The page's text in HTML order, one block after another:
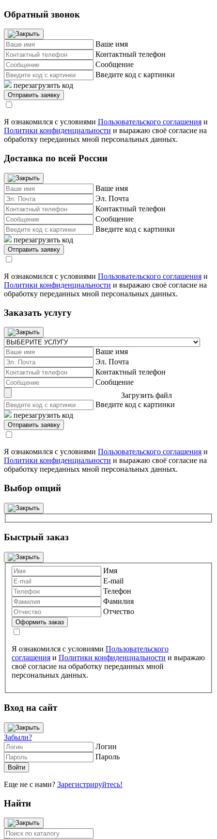
Обратный звонок
Ваше имя
Контактный телефон
Сообщение
Введите код с картинки
перезагрузить код
Я ознакомился с условиями Пользовательского соглашения и
Политики конфиденциальности и выражаю своё согласие на
обработку переданных мной персональных данных.
Доставка по всей России
Ваше имя
Эл. Почта
Контактный телефон
Сообщение
Введите код с картинки
перезагрузить код
Я ознакомился с условиями Пользовательского соглашения и
Политики конфиденциальности и выражаю своё согласие на
обработку переданных мной персональных данных.
Заказать услугу
Ваше имя
Эл. Почта
Контактный телефон
Сообщение
Загрузить файл
Введите код с картинки
перезагрузить код
Я ознакомился с условиями Пользовательского соглашения и
Политики конфиденциальности и выражаю своё согласие на
обработку переданных мной персональных данных.
Выбор опций
Быстрый заказ
Имя
E-mail
Телефон
Фамилия
Отчество
Я ознакомился с условиями Пользовательского
соглашения и Политики конфиденциальности и выражаю
своё согласие на обработку переданных мной
персональных данных.
Вход на сайт
Забыли?
Логин
Пароль
Еще не с нами? Зарегистрируйтесь!
Найти